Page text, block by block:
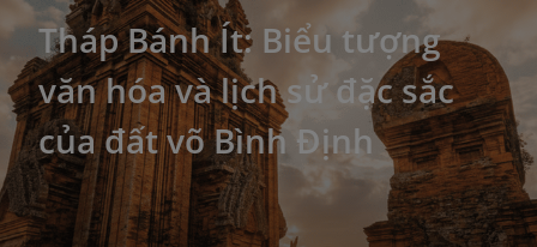
Tháp Bánh Ít: Biểu tượng
văn hóa và lịch sử đặc sắc
của đất võ Bình Định